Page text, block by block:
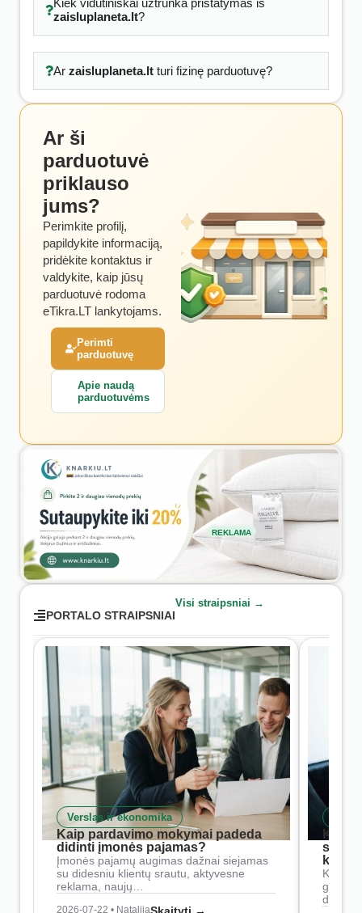
Kiek vidutiniškai užtrunka pristatymas iš
zaisluplaneta.lt?
Ar zaisluplaneta.ltturi fizinę parduotuvę?
Ar ši
parduotuvė
priklauso
jums?
Perimkite profilį,
papildykite informaciją,
pridėkite kontaktus ir
valdykite, kaip jūsų
parduotuvė rodoma
eTikra.LT lankytojams.
Perimti
parduotuvę
Apie naudą
parduotuvėms
REKLAMA
PORTALO STRAIPSNIAI
Visi straipsniai →
Verslas ir ekonomika
Kaip pardavimo mokymai padeda
didinti įmonės pajamas?
Įmonės pajamų augimas dažnai siejamas
su didesniu klientų srautu, aktyvesne
reklama, naujų…
2026-07-22 • Natalija
Kaip